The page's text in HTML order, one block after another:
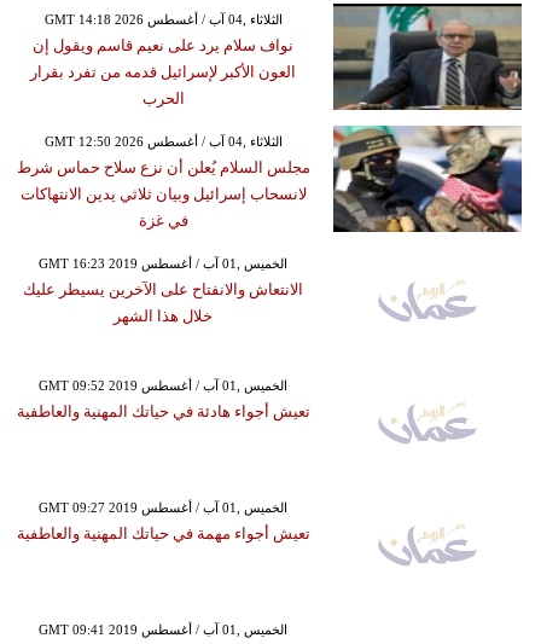
GMT 14:18 2026 الثلاثاء ,04 آب / أغسطس
نواف سلام يرد على نعيم قاسم ويقول إن
العون الأكبر لإسرائيل قدمه من تفرد بقرار
الحرب
GMT 12:50 2026 الثلاثاء ,04 آب / أغسطس
مجلس السلام يُعلن أن نزع سلاح حماس شرط
لانسحاب إسرائيل وبيان ثلاثي يدين الانتهاكات
في غزة
GMT 16:23 2019 الخميس ,01 آب / أغسطس
الانتعاش والانفتاح على الآخرين يسيطر عليك
خلال هذا الشهر
GMT 09:52 2019 الخميس ,01 آب / أغسطس
تعيش أجواء هادئة في حياتك المهنية والعاطفية
GMT 09:27 2019 الخميس ,01 آب / أغسطس
تعيش أجواء مهمة في حياتك المهنية والعاطفية
GMT 09:41 2019 الخميس ,01 آب / أغسطس